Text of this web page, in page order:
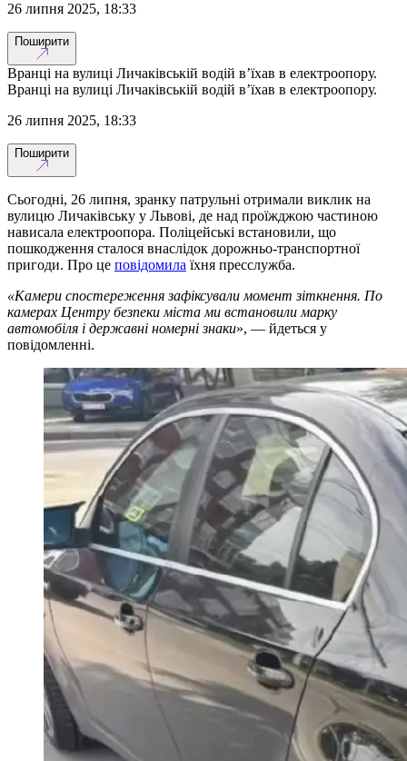
26 липня 2025, 18:33
Поширити
Вранці на вулиці Личаківській водій в’їхав в електроопору.
Вранці на вулиці Личаківській водій в’їхав в електроопору.
26 липня 2025, 18:33
Поширити
Сьогодні, 26 липня, зранку патрульні отримали виклик на
вулицю Личаківську у Львові, де над проїжджою частиною
нависала електроопора. Поліцейські встановили, що
пошкодження сталося внаслідок дорожньо-транспортної
пригоди. Про це повідомила їхня пресслужба.
«Камери спостереження зафіксували момент зіткнення. По
камерах Центру безпеки міста ми встановили марку
автомобіля і державні номерні знаки», — йдеться у
повідомленні.